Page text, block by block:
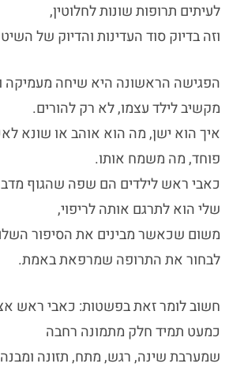
לעיתים תרופות שונות לחלוטין,
וזה בדיוק סוד העדינות והדיוק של
הפגישה הראשונה היא שיחה מעמיקה
מקשיב לילד עצמו, לא רק להורים.
איך הוא ישן, מה הוא אוהב או שונא
פוחד, מה משמח אותו.
כאבי ראש לילדים הם שפה שהגוף
שלי הוא לתרגם אותה לריפוי,
משום שכאשר מבינים את הסיפור
לבחור את התרופה שמרפאת באמת.
חשוב לומר זאת בפשטות: כאבי ראש
כמעט תמיד חלק מתמונה רחבה
שמערבת שינה, רגש, מתח, תזונה